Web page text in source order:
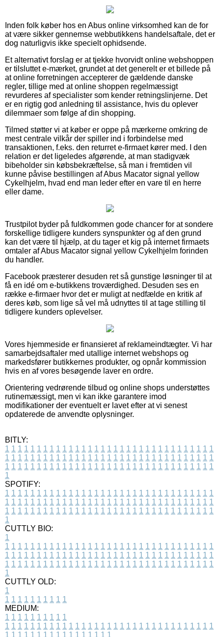
Inden folk køber hos en Abus online virksomhed kan de for
at være sikker gennemse webbutikkens handelsaftale, det er
dog naturligvis ikke specielt ophidsende.
Et alternativt forslag er at tjekke hvorvidt online webshoppen
er tilsluttet e-mærket, grundet at det generelt er et billede på
at online forretningen accepterer de gældende danske
regler, tillige med at online shoppen regelmæssigt
revurderes af specialister som kender retningslinjerne. Det
er en rigtig god anledning til assistance, hvis du oplever
dilemmaer som følge af din shopping.
Tilmed støtter vi at køber er oppe på mærkerne omkring de
mest centrale vilkår der spiller ind i forbindelse med
transaktionen, f.eks. den returret e-firmaet kører med. I den
relation er det ligeledes afgørende, at man stadigvæk
bibeholder sin købsbekræftelse, så man i fremtiden vil
kunne påvise bestillingen af Abus Macator signal yellow
Cykelhjelm, hvad end man leder efter en vare til en herre
eller dame.
Trustpilot byder på fuldkommen gode chancer for at sondere
forskellige tidligere kunders synspunkter og af den grund
kan det være til hjælp, at du tager et kig på internet firmaets
omtaler af Abus Macator signal yellow Cykelhjelm forinden
du handler.
Facebook præsterer desuden ret så gunstige løsninger til at
få en idé om e-butikkens troværdighed. Desuden ses en
række e-firmaer hvor det er muligt at nedfælde en kritik af
deres køb, som lige så vel må udnyttes til at tage stilling til
tidligere kunders oplevelser.
Vores hjemmeside er finansieret af reklameindtægter. Vi har
samarbejdsaftaler med utallige internet webshops og
markedsfører butikkernes produkter, og opnår kommission
hvis en af vores besøgende laver en ordre.
Orientering vedrørende tilbud og online shops understøttes
rutinemæssigt, men vi kan ikke garantere imod
modifikationer der eventuelt er lavet efter at vi senest
opdaterede de anvendte oplysninger.
BITLY:
1 1 1 1 1 1 1 1 1 1 1 1 1 1 1 1 1 1 1 1 1 1 1 1 1 1 1 1 1 1 1 1 1
1 1 1 1 1 1 1 1 1 1 1 1 1 1 1 1 1 1 1 1 1 1 1 1 1 1 1 1 1 1 1 1 1
1 1 1 1 1 1 1 1 1 1 1 1 1 1 1 1 1 1 1 1 1 1 1 1 1 1 1 1 1 1 1 1 1
1
SPOTIFY:
1 1 1 1 1 1 1 1 1 1 1 1 1 1 1 1 1 1 1 1 1 1 1 1 1 1 1 1 1 1 1 1 1
1 1 1 1 1 1 1 1 1 1 1 1 1 1 1 1 1 1 1 1 1 1 1 1 1 1 1 1 1 1 1 1 1
1 1 1 1 1 1 1 1 1 1 1 1 1 1 1 1 1 1 1 1 1 1 1 1 1 1 1 1 1 1 1 1 1
1
CUTTLY BIO:
1
1 1 1 1 1 1 1 1 1 1 1 1 1 1 1 1 1 1 1 1 1 1 1 1 1 1 1 1 1 1 1 1 1
1 1 1 1 1 1 1 1 1 1 1 1 1 1 1 1 1 1 1 1 1 1 1 1 1 1 1 1 1 1 1 1 1
1 1 1 1 1 1 1 1 1 1 1 1 1 1 1 1 1 1 1 1 1 1 1 1 1 1 1 1 1 1 1 1 1
1
CUTTLY OLD:
1
1 1 1 1 1 1 1 1 1 1
MEDIUM:
1 1 1 1 1 1 1 1 1 1
1 1 1 1 1 1 1 1 1 1 1 1 1 1 1 1 1 1 1 1 1 1 1 1 1 1 1 1 1 1 1 1 1
1 1 1 1 1 1 1 1 1 1 1 1 1 1 1 1 1